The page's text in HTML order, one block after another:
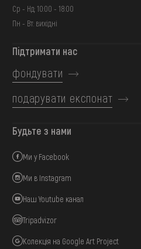
Ср - Нд: 10:00 - 18:00
Пн - Вт: вихідні
Підтримати нас
фондувати
подарувати експонат
Будьте з нами
Ми у Facebook
Ми в Instagram
Наш Youtube канал
Tripadvizor
Колекція на Google Art Project